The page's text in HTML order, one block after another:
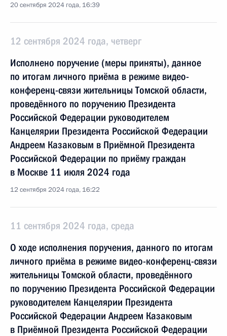
20 сентября 2024 года, 16:39
12 сентября 2024 года, четверг
Исполнено поручение (меры приняты), данное
по итогам личного приёма в режиме видео-
конференц-связи жительницы Томской области,
проведённого по поручению Президента
Российской Федерации руководителем
Канцелярии Президента Российской Федерации
Андреем Казаковым в Приёмной Президента
Российской Федерации по приёму граждан
в Москве 11 июля 2024 года
12 сентября 2024 года, 16:22
11 сентября 2024 года, среда
О ходе исполнения поручения, данного по итогам
личного приёма в режиме видео-конференц-связи
жительницы Томской области, проведённого
по поручению Президента Российской Федерации
руководителем Канцелярии Президента
Российской Федерации Андреем Казаковым
в Приёмной Президента Российской Федерации